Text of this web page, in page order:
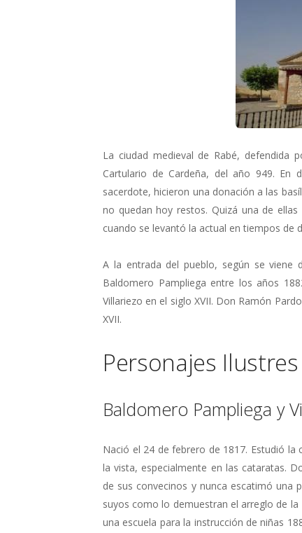
La ciudad medieval de Rabé, defendida
Cartulario de Cardeña, del año 949. En
sacerdote, hicieron una donación a las
no quedan hoy restos. Quizá una de
cuando se levantó la actual en tiempos de
A la entrada del pueblo, según se viene
Baldomero Pampliega entre los años
Villariezo en el siglo XVII. Don Ramón
XVII.
Personajes Ilustres
Baldomero Pampliega y
Nació el 24 de febrero de 1817. Estudió la
la vista, especialmente en las cataratas.
de sus convecinos y nunca escatimó una
suyos como lo demuestran el arreglo de
una escuela para la instrucción de niñas